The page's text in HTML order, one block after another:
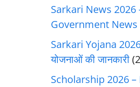
Sarkari News 2026
Government
Sarkari Yojana 2026
योजनाओं की जानकारी
Scholarship 2026 –